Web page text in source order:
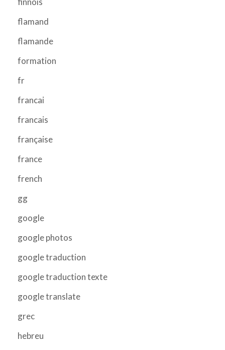
flamand
flamande
formation
fr
francai
francais
française
france
french
gg
google
google photos
google traduction
google traduction texte
google translate
grec
hebreu